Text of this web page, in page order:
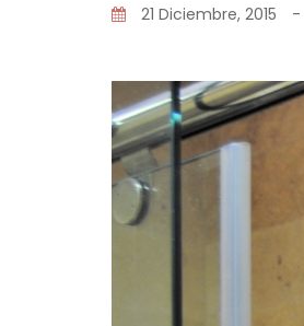
21 Diciembre, 2015 -